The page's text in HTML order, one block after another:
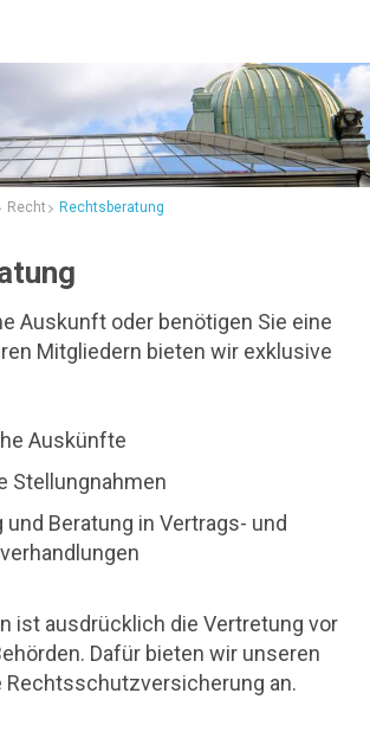
Recht Rechtsberatung
Auskunft oder benötigen Sie eine
Mitgliedern bieten wir exklusive
Auskünfte
Stellungnahmen
Beratung in Vertrags- und
ist ausdrücklich die Vertretung vor
Dafür bieten wir unseren
Rechtsschutzversicherung an.